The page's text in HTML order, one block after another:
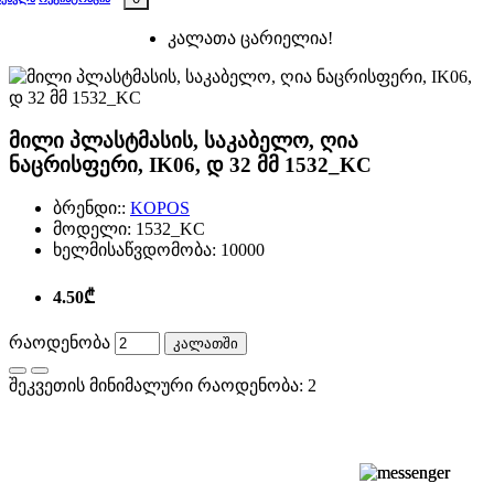
კალათა ცარიელია!
მილი პლასტმასის, საკაბელო, ღია
ნაცრისფერი, IK06, დ 32 მმ 1532_KC
ბრენდი:: KOPOS
მოდელი: 1532_KC
ხელმისაწვდომობა: 10000
4.50₾
რაოდენობა კალათში
შეკვეთის მინიმალური რაოდენობა: 2